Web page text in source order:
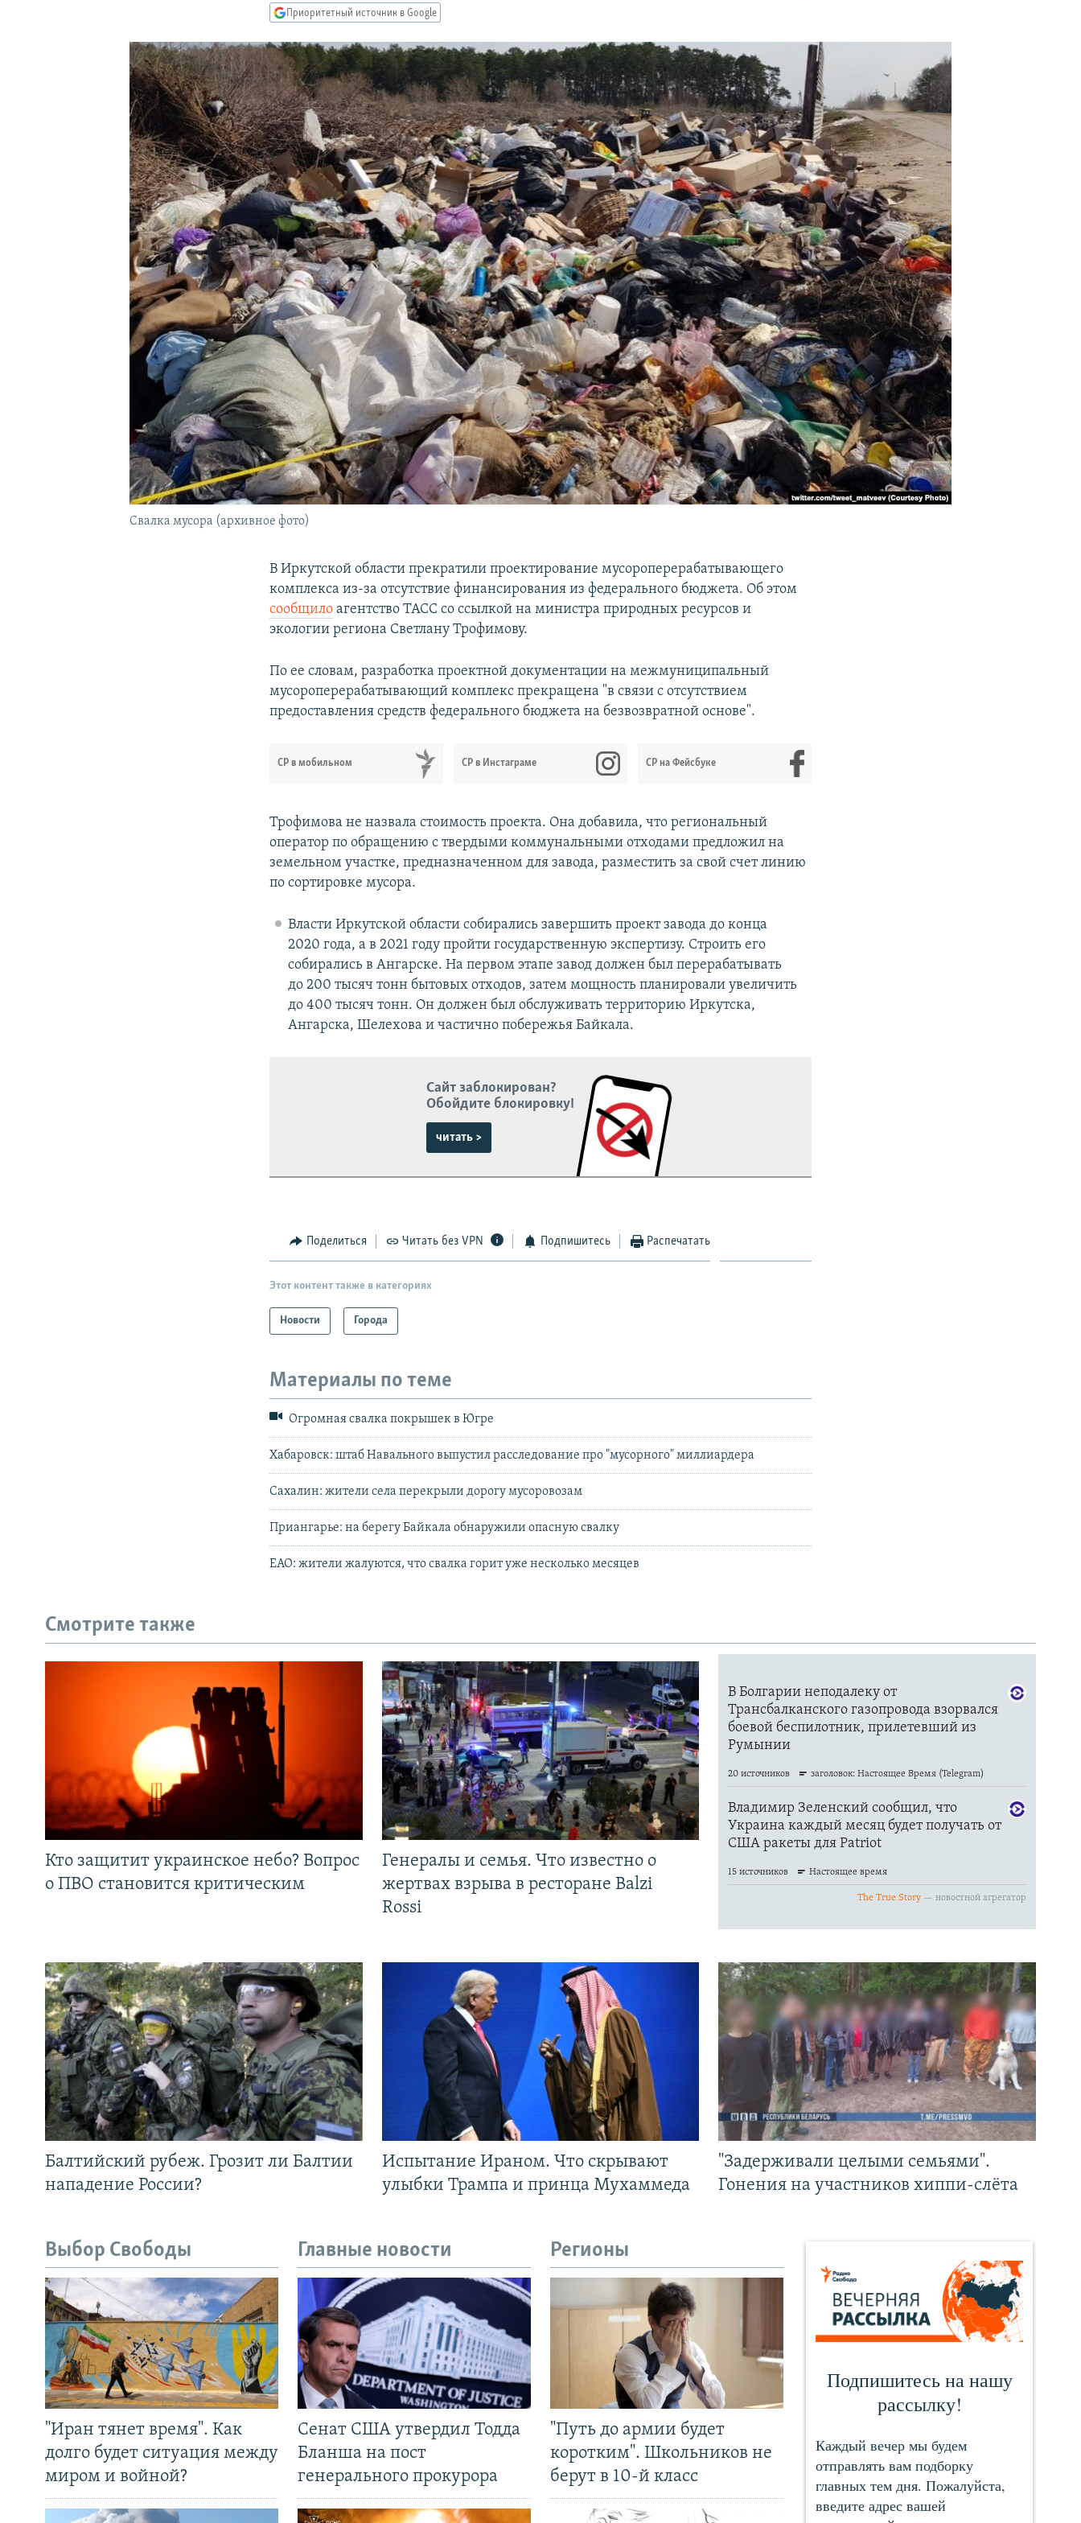
Приоритетный источник в Google
Свалка мусора (архивное фото)
В Иркутской области прекратили проектирование мусороперерабатывающего
комплекса из-за отсутствие финансирования из федерального бюджета. Об этом
сообщило агентство ТАСС со ссылкой на министра природных ресурсов и
экологии региона Светлану Трофимову.
По ее словам, разработка проектной документации на межмуниципальный
мусороперерабатывающий комплекс прекращена "в связи с отсутствием
предоставления средств федерального бюджета на безвозвратной основе".
СР в мобильном СР в Инстаграме СР на Фейсбуке
Трофимова не назвала стоимость проекта. Она добавила, что региональный
оператор по обращению с твердыми коммунальными отходами предложил на
земельном участке, предназначенном для завода, разместить за свой счет линию
по сортировке мусора.
Власти Иркутской области собирались завершить проект завода до конца
2020 года, а в 2021 году пройти государственную экспертизу. Строить его
собирались в Ангарске. На первом этапе завод должен был перерабатывать
до 200 тысяч тонн бытовых отходов, затем мощность планировали увеличить
до 400 тысяч тонн. Он должен был обслуживать территорию Иркутска,
Ангарска, Шелехова и частично побережья Байкала.
Сайт заблокирован?
Обойдите блокировку!
читать >
Поделиться Читать без VPN Подпишитесь Распечатать
Этот контент также в категориях
Новости Города
Материалы по теме
Огромная свалка покрышек в Югре
Хабаровск: штаб Навального выпустил расследование про "мусорного" миллиардера
Сахалин: жители села перекрыли дорогу мусоровозам
Приангарье: на берегу Байкала обнаружили опасную свалку
ЕАО: жители жалуются, что свалка горит уже несколько месяцев
Смотрите также
Кто защитит украинское небо? Вопрос
о ПВО становится критическим
Генералы и семья. Что известно о
жертвах взрыва в ресторане Balzi
Rossi
Балтийский рубеж. Грозит ли Балтии
нападение России?
Испытание Ираном. Что скрывают
улыбки Трампа и принца Мухаммеда
"Задерживали целыми семьями".
Гонения на участников хиппи-слёта
Выбор Свободы
"Иран тянет время". Как
долго будет ситуация между
миром и войной?
Главные новости
Сенат США утвердил Тодда
Бланша на пост
генерального прокурора
Регионы
"Путь до армии будет
коротким". Школьников не
берут в 10-й класс